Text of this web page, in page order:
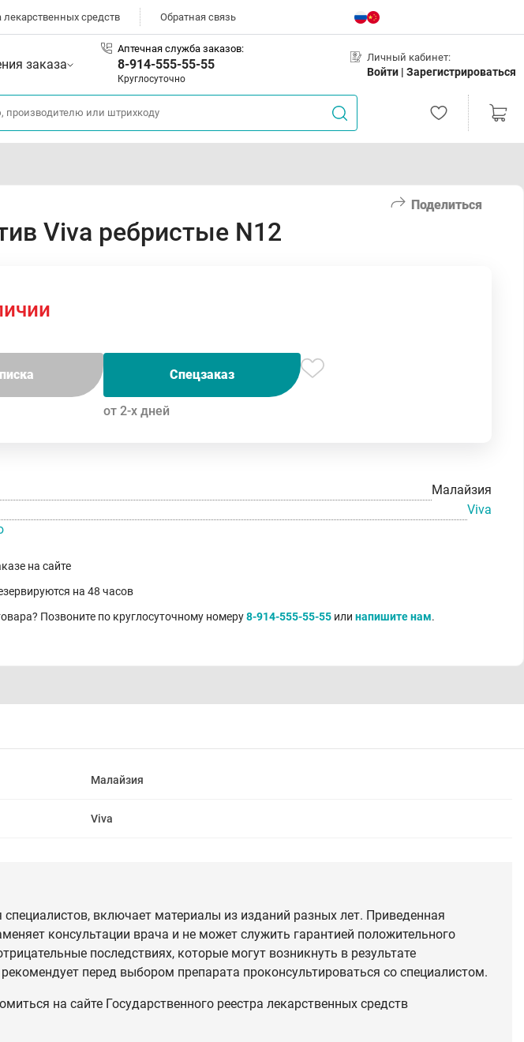
средств Обратная связь
заказа
Аптечная служба заказов:
8-914-555-55-55
Круглосуточно
Личный кабинет:
Войти | Зарегистрироваться
Поделиться
Viva ребристые N12
Спецзаказ
от 2-х дней
Малайзия
Viva
на сайте
на 48 часов
Позвоните по круглосуточному номеру8-914-555-55-55 или напишите нам.
Малайзия
Viva
включает материалы из изданий разных лет. Приведенная
консультации врача и не может служить гарантией положительного
последствиях, которые могут возникнуть в результате
перед выбором препарата проконсультироваться со специалистом.
на сайте Государственного реестра лекарственных средств